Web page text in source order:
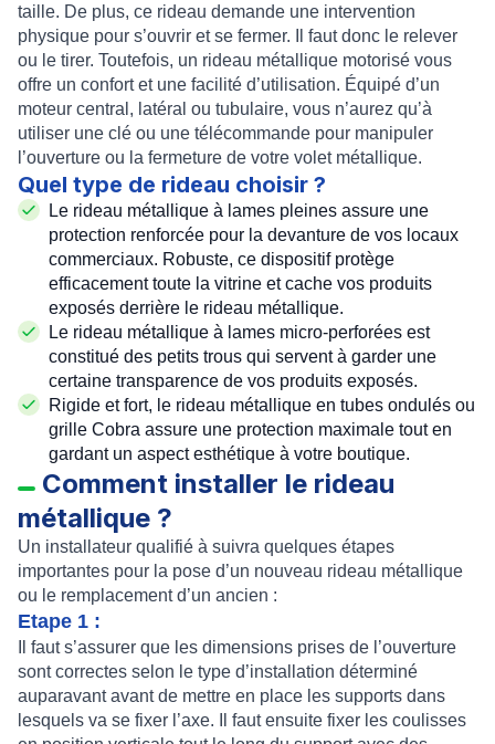
taille. De plus, ce rideau demande une intervention
physique pour s’ouvrir et se fermer. Il faut donc le relever
ou le tirer. Toutefois, un rideau métallique motorisé vous
offre un confort et une facilité d’utilisation. Équipé d’un
moteur central , latéral ou tubulaire, vous n’aurez qu’à
utiliser une clé ou une télécommande pour manipuler
l’ouverture ou la fermeture de votre volet métallique.
Quel type de rideau choisir ?
Le rideau métallique à lames pleines assure une
protection renforcée pour la devanture de vos locaux
commerciaux. Robuste, ce dispositif protège
efficacement toute la vitrine et cache vos produits
exposés derrière le rideau métallique.
Le rideau métallique à lames micro-perforées est
constitué des petits trous qui servent à garder une
certaine transparence de vos produits exposés.
Rigide et fort, le rideau métallique en tubes ondulés ou
grille Cobra assure une protection maximale tout en
gardant un aspect esthétique à votre boutique.
Comment installer le rideau
métallique ?
Un installateur qualifié à suivra quelques étapes
importantes pour la pose d’un nouveau rideau métallique
ou le remplacementd’un ancien :
Etape 1 :
Il faut s’assurer que les dimensions prises de l’ouverture
sont correctes selon le type d’installation déterminé
auparavant avant de mettre en place les supports dans
lesquels va se fixer l’axe. Il faut ensuite fixer les coulisses